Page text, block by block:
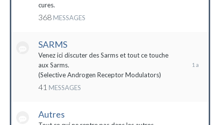
cures.
368 MESSAGES
SARMS
Venez ici discuter des Sarms et tout ce touche
aux Sarms.
(Selective Androgen Receptor Modulators)
41 MESSAGES
2022
Autres